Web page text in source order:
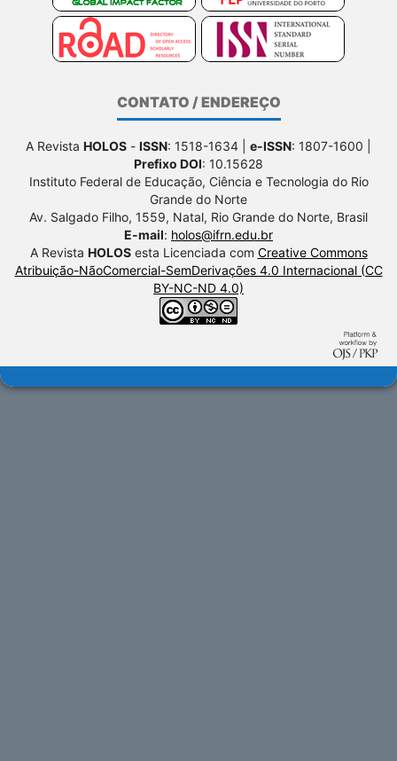
CONTATO / ENDEREÇO
A Revista HOLOS - ISSN: 1518-1634 | e-ISSN: 1807-1600 |
Prefixo DOI: 10.15628
Instituto Federal de Educação, Ciência e Tecnologia do Rio
Grande do Norte
Av. Salgado Filho, 1559, Natal, Rio Grande do Norte, Brasil
E-mail: holos@ifrn.edu.br
A Revista HOLOSesta Licenciada com Creative Commons
Atribuição-NãoComercial-SemDerivações 4.0 Internacional (CC
BY-NC-ND 4.0)